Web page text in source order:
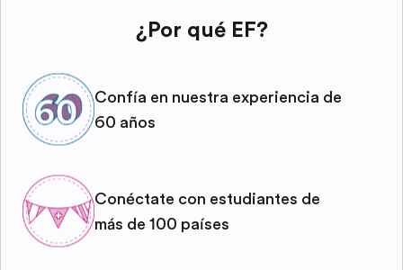
¿Por qué EF?
Confía en nuestra experiencia de
60 años
Conéctate con estudiantes de
más de 100 países